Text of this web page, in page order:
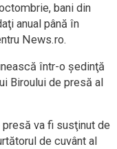
bani din
anual până în
News.ro.
într-o şedinţă
Biroului de presă al
presă va fi susţinut de
de cuvânt al